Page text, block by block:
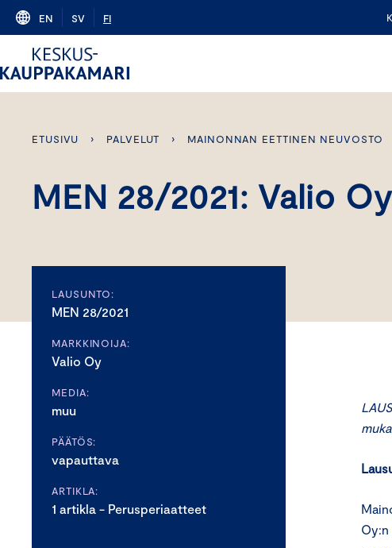
Skip
content
EN SV FI
ETUSIVU › PALVELUT › MAINONNAN EETTINEN NEUVOSTO
MEN 28/2021: Valio Oy
LAUSUNTO:
MEN 28/2021
MARKKINOIJA:
Valio Oy
MEDIA:
muu
PÄÄTÖS:
vapauttava
ARTIKLA:
1 artikla - Perusperiaatteet